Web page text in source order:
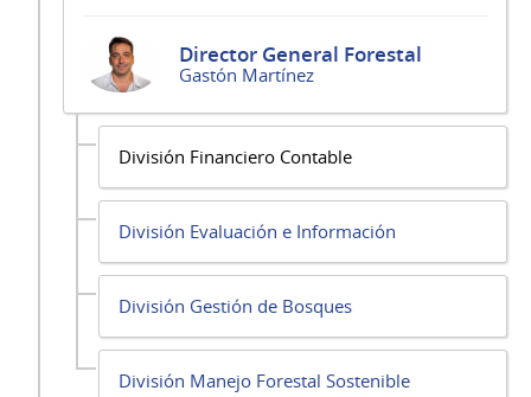
Director General Forestal
Gastón Martínez
División Financiero Contable
División Evaluación e Información
División Gestión de Bosques
División Manejo Forestal Sostenible